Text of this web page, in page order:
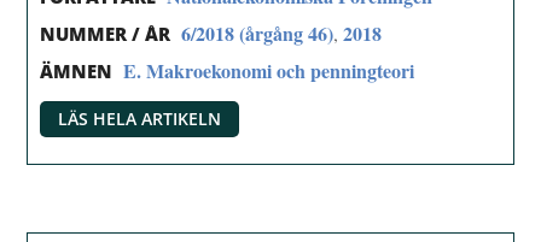
NUMMER / ÅR 6/2018 (årgång 46),2018
ÄMNEN E. Makroekonomi och penningteori
LÄS HELA ARTIKELN